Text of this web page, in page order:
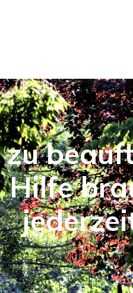
zu